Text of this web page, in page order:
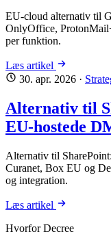
EU-cloud alternativ til
OnlyOffice,
per funktion.
Læs artikel
30. apr. 2026 ·
Alternativ til
EU-hostede
Alternativ til
Curanet, Box EU og
og integration.
Læs artikel
Hvorfor Decree